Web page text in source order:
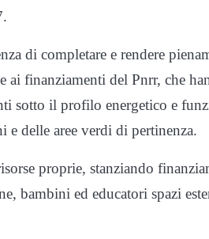
di completare e rendere
finanziamenti del Pnrr, che
sotto il profilo energetico e
e delle aree verdi di pertinenza.
proprie, stanziando
bambini ed educatori spazi